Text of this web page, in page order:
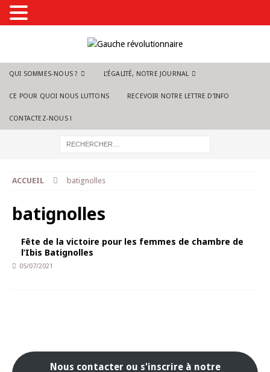
QUI SOMMES-NOUS ? L’ÉGALITÉ, NOTRE JOURNAL
CE POUR QUOI NOUS LUTTONS RECEVOIR NOTRE LETTRE D’INFO
CONTACTEZ-NOUS !
ACCUEIL batignolles
batignolles
Fête de la victoire pour les femmes de chambre de
l’Ibis Batignolles
05/07/2021
Nous contacter ou s'inscrire à notre